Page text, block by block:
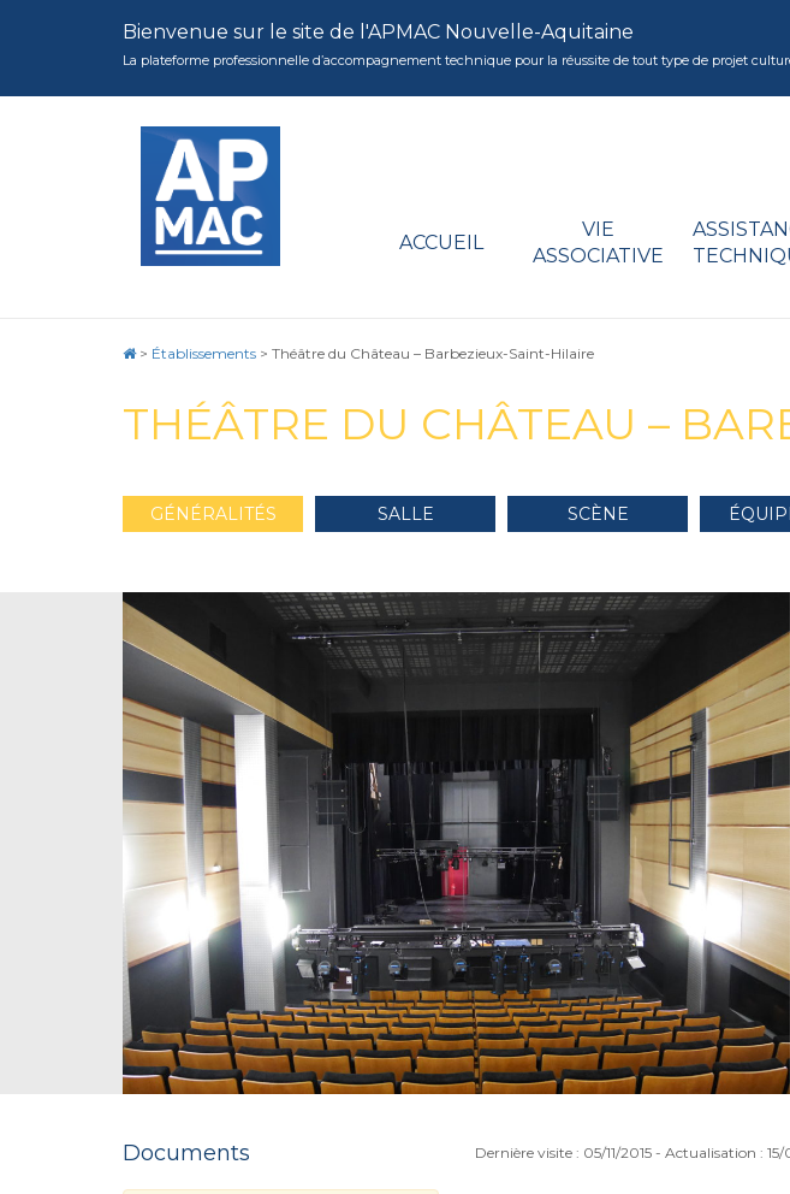
Bienvenue sur le site de l'APMAC Nouvelle-Aquitaine
La plateforme professionnelle d’accompagnement technique pour la réussite de tout type de projet
ACCUEIL
VIE
ASSOCIATIVE
> Établissements > Théâtre du Château – Barbezieux-Saint-Hilaire
THÉÂTRE DU CHÂTEAU –
GÉNÉRALITÉS SALLE SCÈNE
Documents Dernière visite : 05/11/2015 - Actualisation :